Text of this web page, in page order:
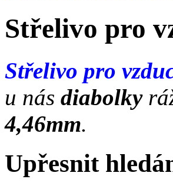
Střelivo pro
Střelivo pro
u nás diabolky
4,46mm.
Upřesnit